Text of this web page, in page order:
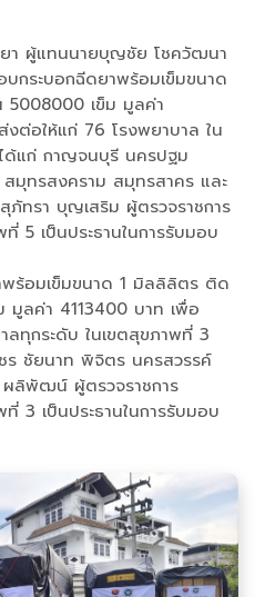
า ผู้แทนนายบุญชัย โชควัฒนา
กระบอกฉีดยาพร้อมเข็มขนาด
5008000 เข็ม มูลค่า
ต่อให้แก่ 76 โรงพยาบาล ใน
ด้แก่ กาญจนบุรี นครปฐม
มุทรสงคราม สมุทรสาคร และ
ทรา บุญเสริม ผู้ตรวจราชการ
5 เป็นประธานในการรับมอบ
ร้อมเข็มขนาด 1 มิลลิลิตร ติด
มูลค่า 4113400 บาท เพื่อ
ลทุกระดับ ในเขตสุขภาพที่ 3
ร ชัยนาท พิจิตร นครสวรรค์
ลิพัฒน์ ผู้ตรวจราชการ
3 เป็นประธานในการรับมอบ